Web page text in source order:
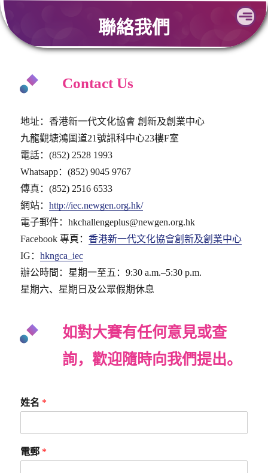
Skip
to
content
聯絡我們
Contact Us
地址：香港新一代文化協會 創新及創業中心
九龍觀塘鴻圖道21號訊科中心23樓F室
電話：(852) 2528 1993
Whatsapp：(852) 9045 9767
傳真：(852) 2516 6533
網站：http://iec.newgen.org.hk/
電子郵件：hkchallengeplus@newgen.org.hk
Facebook 專頁： 香港新一代文化協會創新及創業中心
IG：hkngca_iec
辦公時間：星期一至五：9:30 a.m.–5:30 p.m.
星期六、星期日及公眾假期休息
如對大賽有任何意見或查
詢，歡迎隨時向我們提出。
姓名 *
電郵 *